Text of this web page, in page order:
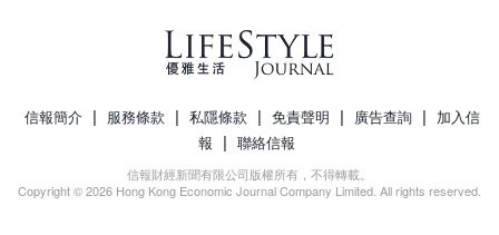
信報簡介 | 服務條款 | 私隱條款 | 免責聲明 | 廣告查詢 | 加入信
報 | 聯絡信報
信報財經新聞有限公司版權所有，不得轉載。
Copyright © 2026 Hong Kong Economic Journal Company Limited. All rights reserved.